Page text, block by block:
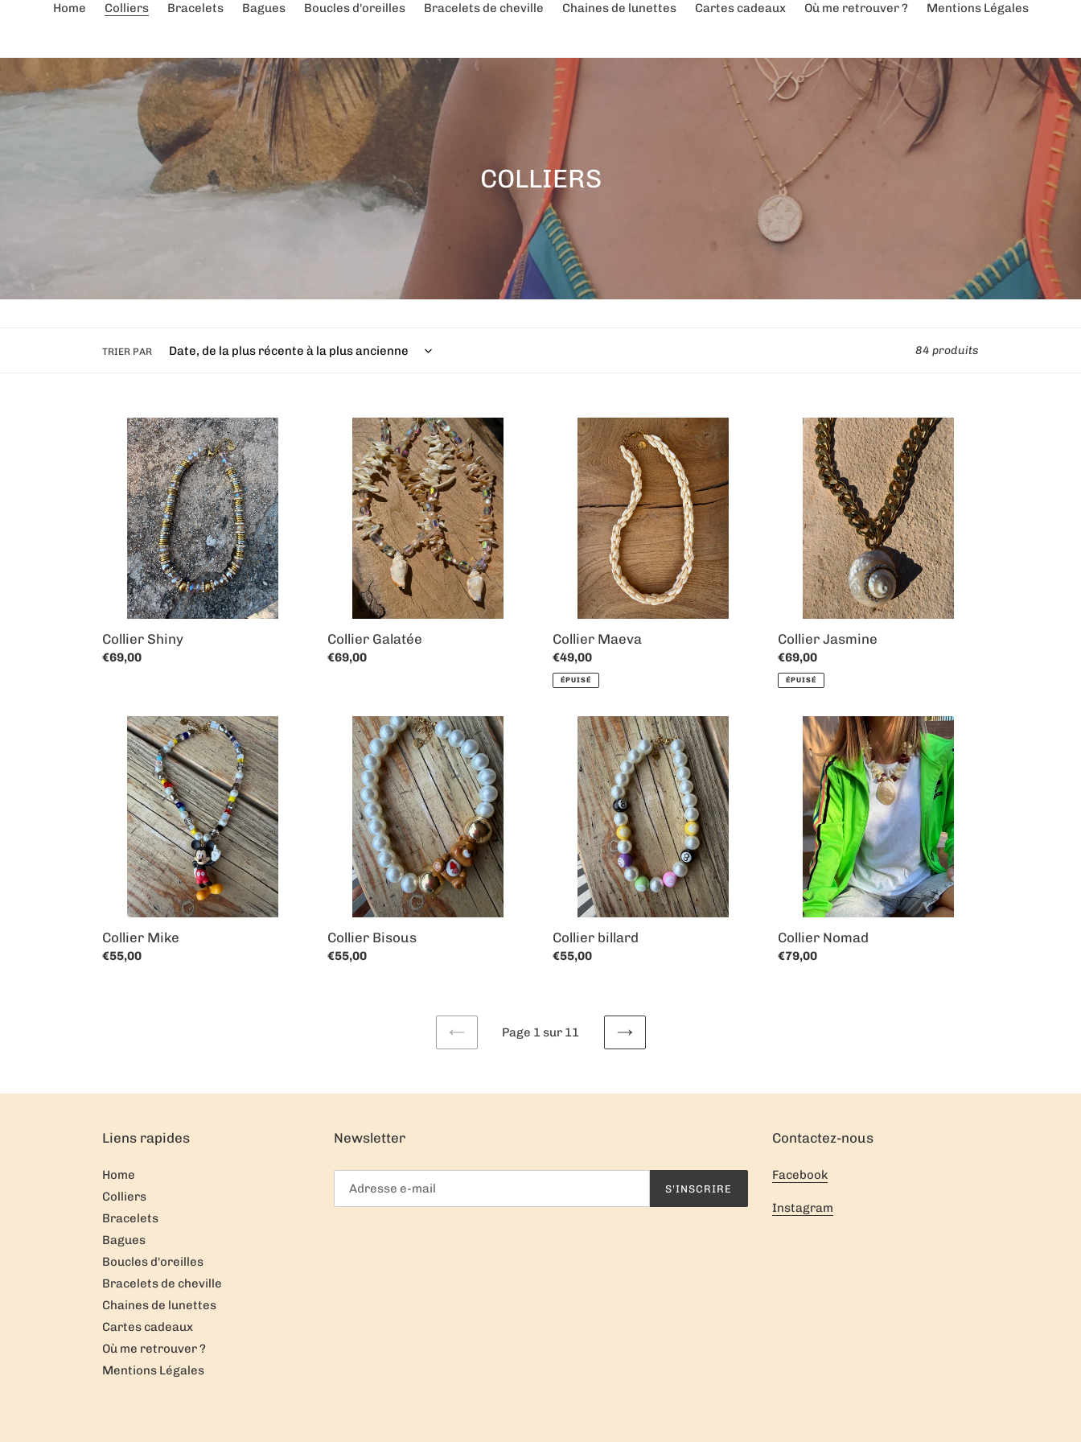
Home Colliers Bracelets Bagues Boucles d'oreilles Bracelets de cheville Chaines de lunettes Cartes cadeaux Où me retrouver ? Mentions Légales
C
e
o
n
:
COLLIERS
TRIER PAR 84 produits
Collier
Shiny
Collier Shiny
Prix
€69,00
Collier
Galatée
Collier Galatée
Prix
€69,00
Collier
Maeva
Collier Maeva
Prix
normal
€49,00
ÉPUISÉ
Collier
Jasmine
Collier Jasmine
Prix
normal
€69,00
ÉPUISÉ
Collier
Mike
Collier Mike
Prix
€55,00
Collier
Bisous
Collier Bisous
Prix
€55,00
Collier
billard
Collier billard
Prix
€55,00
Collier
Nomad
Collier Nomad
Prix
€79,00
PAGE
Page 1 sur 11
PAGE
Liens rapides
Home
Colliers
Bracelets
Bagues
Boucles d'oreilles
Bracelets de cheville
Chaines de lunettes
Cartes cadeaux
Où me retrouver ?
Mentions Légales
Newsletter
S'INSCRIRE
Contactez-nous
Facebook
Instagram